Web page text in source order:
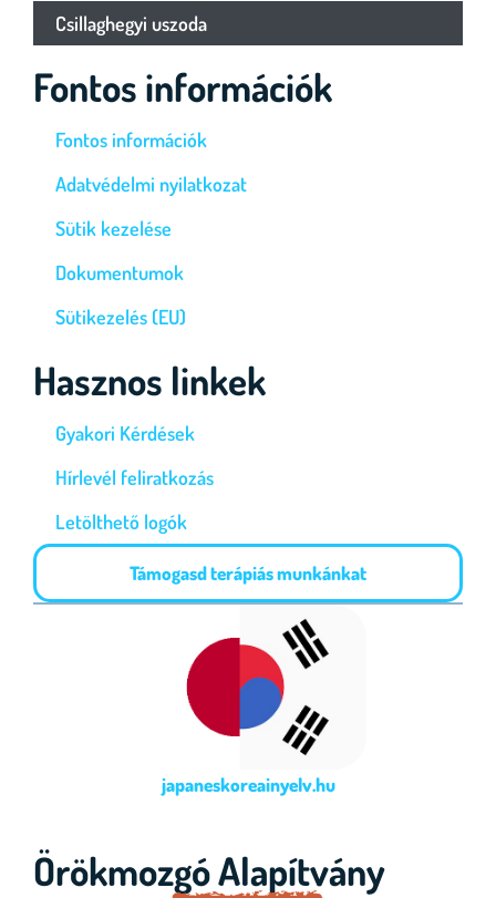
Csillaghegyi uszoda
Fontos információk
Fontos információk
Adatvédelmi nyilatkozat
Sütik kezelése
Dokumentumok
Sütikezelés (EU)
Hasznos linkek
Gyakori Kérdések
Hírlevél feliratkozás
Letölthető logók
Támogasd terápiás munkánkat
japaneskoreainyelv.hu
Örökmozgó Alapítvány